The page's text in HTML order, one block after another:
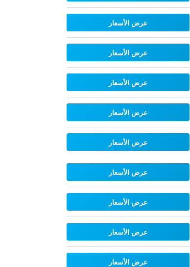
عرض الأسعار
عرض الأسعار
عرض الأسعار
عرض الأسعار
عرض الأسعار
عرض الأسعار
عرض الأسعار
عرض الأسعار
عرض الأسعار